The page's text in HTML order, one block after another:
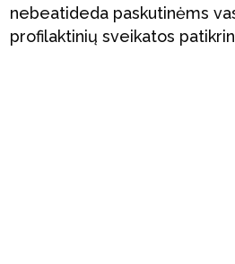
nebeatideda paskutinėms
profilaktinių sveikatos